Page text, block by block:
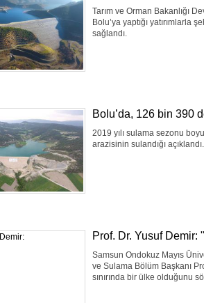
Tarım ve Orman Bakanlığı
Bolu’ya yaptığı yatırımlarla
sağlandı.
Bolu’da, 126 bin 390
2019 yılı sulama sezonu
arazisinin sulandığı açıklandı.
Prof. Dr. Yusuf Demir:
Samsun Ondokuz Mayıs
ve Sulama Bölüm Başkanı
sınırında bir ülke olduğunu